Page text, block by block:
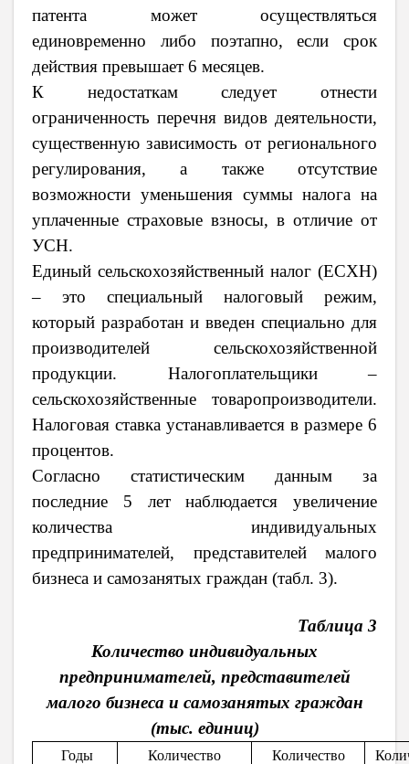
патента может осуществляться
единовременно либо поэтапно, если срок
действия превышает 6 месяцев.
К недостаткам следует отнести
ограниченность перечня видов деятельности,
существенную зависимость от регионального
регулирования, а также отсутствие
возможности уменьшения суммы налога на
уплаченные страховые взносы, в отличие от
УСН.
Единый сельскохозяйственный налог (ЕСХН)
– это специальный налоговый режим,
который разработан и введен специально для
производителей сельскохозяйственной
продукции. Налогоплательщики –
сельскохозяйственные товаропроизводители.
Налоговая ставка устанавливается в размере 6
процентов.
Согласно статистическим данным за
последние 5 лет наблюдается увеличение
количества индивидуальных
предпринимателей, представителей малого
бизнеса и самозанятых граждан (табл. 3).
Таблица 3
Количество индивидуальных
предпринимателей, представителей
малого бизнеса и самозанятых граждан
(тыс. единиц)
Годы
Количество
Количество